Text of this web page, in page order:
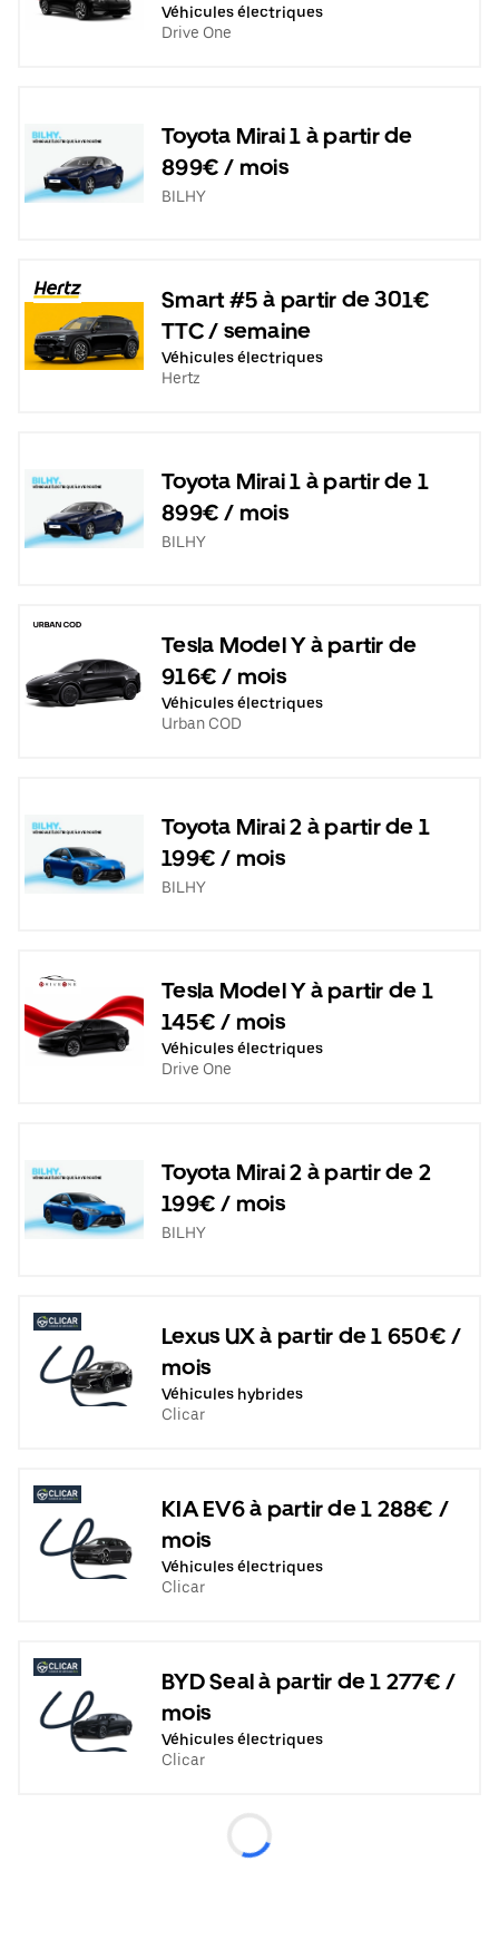
Véhicules électriques
Drive One
Toyota Mirai 1 à partir de
899€ / mois
BILHY
Smart #5 à partir de 301€
TTC / semaine
Véhicules électriques
Hertz
Toyota Mirai 1 à partir de 1
899€ / mois
BILHY
Tesla Model Y à partir de
916€ / mois
Véhicules électriques
Urban COD
Toyota Mirai 2 à partir de 1
199€ / mois
BILHY
Tesla Model Y à partir de 1
145€ / mois
Véhicules électriques
Drive One
Toyota Mirai 2 à partir de 2
199€ / mois
BILHY
Lexus UX à partir de 1 650€ /
mois
Véhicules hybrides
Clicar
KIA EV6 à partir de 1 288€ /
mois
Véhicules électriques
Clicar
BYD Seal à partir de 1 277€ /
mois
Véhicules électriques
Clicar